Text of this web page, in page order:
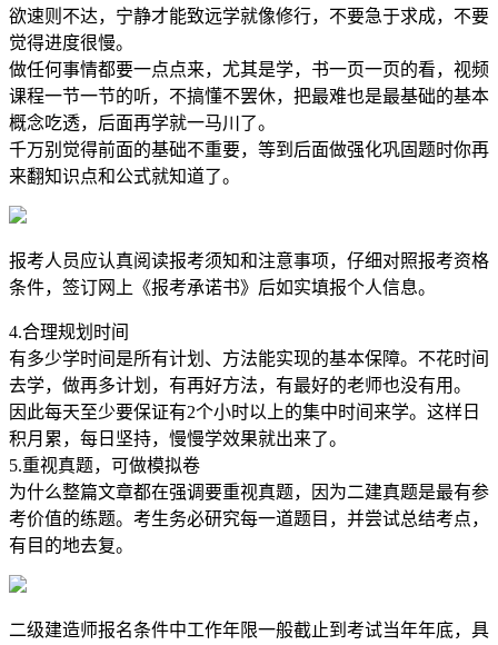
欲速则不达，宁静才能致远学就像修行，不要急于求成，不要
觉得进度很慢。
做任何事情都要一点点来，尤其是学，书一页一页的看，视频
课程一节一节的听，不搞懂不罢休，把最难也是最基础的基本
概念吃透，后面再学就一马川了。
千万别觉得前面的基础不重要，等到后面做强化巩固题时你再
来翻知识点和公式就知道了。
报考人员应认真阅读报考须知和注意事项，仔细对照报考资格
条件，签订网上《报考承诺书》后如实填报个人信息。
4.合理规划时间
有多少学时间是所有计划、方法能实现的基本保障。不花时间
去学，做再多计划，有再好方法，有最好的老师也没有用。
因此每天至少要保证有2个小时以上的集中时间来学。这样日
积月累，每日坚持，慢慢学效果就出来了。
5.重视真题，可做模拟卷
为什么整篇文章都在强调要重视真题，因为二建真题是最有参
考价值的练题。考生务必研究每一道题目，并尝试总结考点，
有目的地去复。
二级建造师报名条件中工作年限一般截止到考试当年年底，具